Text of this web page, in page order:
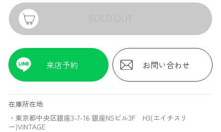
来店予約 お問い合わせ
在庫所在地
・東京都中央区銀座3-7-16 銀座NSビル3F H3(エイチスリ
ー)VINTAGE